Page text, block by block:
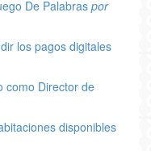
De Palabras por
los pagos digitales
como Director de
disponibles